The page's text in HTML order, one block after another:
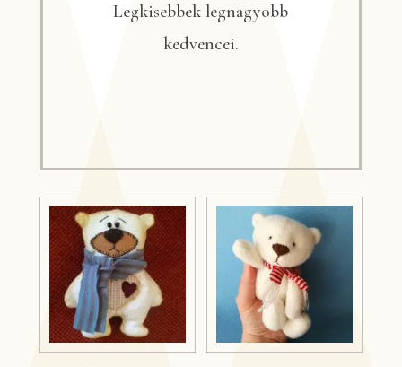
Legkisebbek legnagyobb
kedvencei.